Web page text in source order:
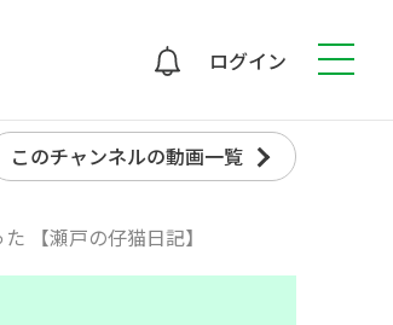
ログイン
このチャンネルの動画一覧
【瀬戸の仔猫日記】